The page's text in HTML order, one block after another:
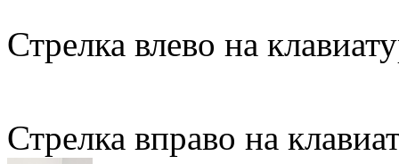
Стрелка влево на
Стрелка вправо на